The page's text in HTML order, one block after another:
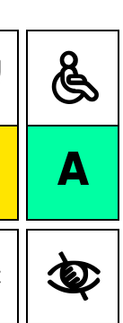

A
